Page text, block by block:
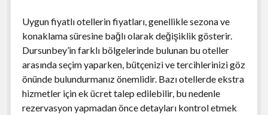
Uygun fiyatlı otellerin fiyatları, genellikle sezona ve
konaklama süresine bağlı olarak değişiklik gösterir.
Dursunbey’in farklı bölgelerinde bulunan bu oteller
arasında seçim yaparken, bütçenizi ve tercihlerinizi göz
önünde bulundurmanız önemlidir. Bazı otellerde ekstra
hizmetler için ek ücret talep edilebilir, bu nedenle
rezervasyon yapmadan önce detayları kontrol etmek